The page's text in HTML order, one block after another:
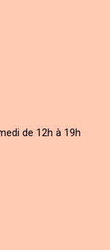
de 12h à 19h